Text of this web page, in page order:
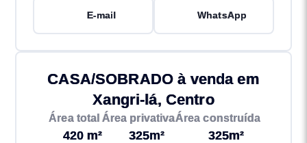
E-mail WhatsApp
CASA/SOBRADO à venda em
Xangri-lá, Centro
Área total
420 m²
Área privativa
325m²
Área construída
325m²